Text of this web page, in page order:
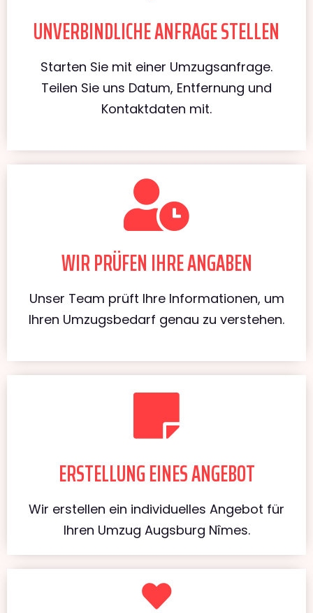
UNVERBINDLICHE ANFRAGE STELLEN
Starten Sie mit einer Umzugsanfrage.
Teilen Sie uns Datum, Entfernung und
Kontaktdaten mit.
WIR PRÜFEN IHRE ANGABEN
Unser Team prüft Ihre Informationen, um
Ihren Umzugsbedarf genau zu verstehen.
ERSTELLUNG EINES ANGEBOT
Wir erstellen ein individuelles Angebot für
Ihren Umzug Augsburg Nîmes.